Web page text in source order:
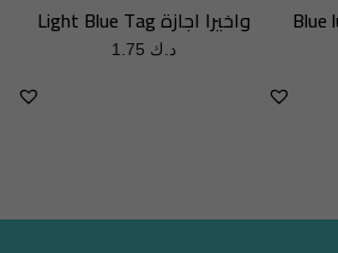
Light Blue Tag واخيرا اجازة
د.ك